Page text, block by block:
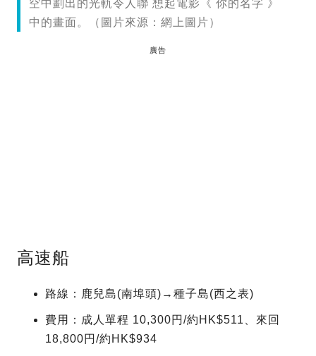
空中劃出的光軌令人聯 想起電影《 你的名字 》
中的畫面。（圖片來源：網上圖片）
廣告
高速船
路線：鹿兒島(南埠頭)→種子島(西之表)
費用：成人單程 10,300円/約HK$511、來回
18,800円/約HK$934